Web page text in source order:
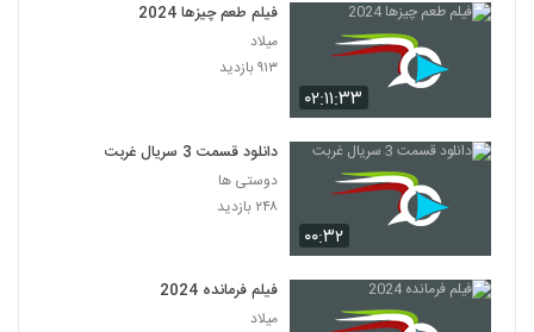
۰۲:۱۱:۳۳
فیلم طعم چیزها 2024
میلاد
۹۱۳ بازدید
۰۰:۳۲
دانلود قسمت 3 سریال غربت
دوستی ها
۲۴۸ بازدید
فیلم فرمانده 2024
میلاد